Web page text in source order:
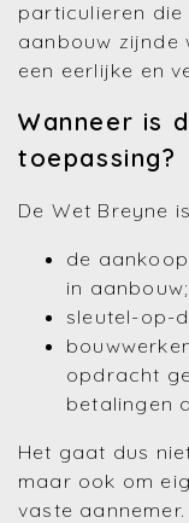
particulieren
aanbouw zijnde
een eerlijke en
Wanneer is
toepassing?
De Wet Breyne
de
in aanbouw;
sleutel-op-
opdracht
betalingen
Het gaat dus
maar ook om
vaste